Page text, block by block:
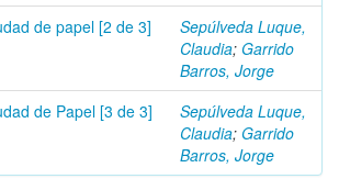
de papel [2 de 3]
Sepúlveda Luque,
Claudia; Garrido
Barros, Jorge
de Papel [3 de 3]
Sepúlveda Luque,
Claudia; Garrido
Barros, Jorge